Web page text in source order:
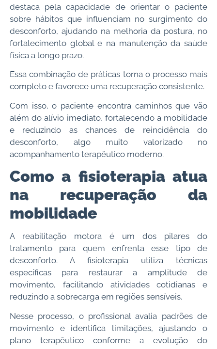
destaca pela capacidade de orientar o paciente
sobre hábitos que influenciam no surgimento do
desconforto, ajudando na melhoria da postura, no
fortalecimento global e na manutenção da saúde
física a longo prazo.
Essa combinação de práticas torna o processo mais
completo e favorece uma recuperação consistente.
Com isso, o paciente encontra caminhos que vão
além do alívio imediato, fortalecendo a mobilidade
e reduzindo as chances de reincidência do
desconforto, algo muito valorizado no
acompanhamento terapêutico moderno.
Como a fisioterapia atua
na recuperação da
mobilidade
A reabilitação motora é um dos pilares do
tratamento para quem enfrenta esse tipo de
desconforto. A fisioterapia utiliza técnicas
específicas para restaurar a amplitude de
movimento, facilitando atividades cotidianas e
reduzindo a sobrecarga em regiões sensíveis.
Nesse processo, o profissional avalia padrões de
movimento e identifica limitações, ajustando o
plano terapêutico conforme a evolução do